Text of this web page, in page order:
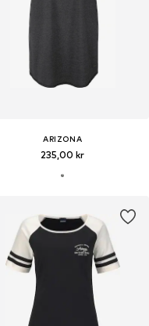
ARIZONA
235,00 kr